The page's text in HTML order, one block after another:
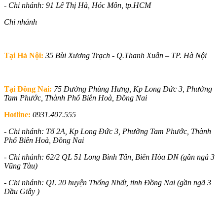
- Chi nhánh: 91 Lê Thị Hà, Hóc Môn, tp.HCM
Chi nhánh
Tại Hà Nội: 35 Bùi Xương Trạch - Q.Thanh Xuân – TP. Hà Nội
Tại Đồng Nai: 75 Đường Phùng Hưng, Kp Long Đức 3, Phường
Tam Phước, Thành Phố Biên Hoà, Đồng Nai
Hotline: 0931.407.555
- Chi nhánh: Tổ 2A, Kp Long Đức 3, Phường Tam Phước, Thành
Phố Biên Hoà, Đồng Nai
- Chi nhánh: 62/2 QL 51 Long Bình Tân, Biên Hòa DN (gần ngả 3
Vũng Tàu)
- Chi nhánh: QL 20 huyện Thống Nhất, tỉnh Đồng Nai (gần ngã 3
Dầu Giây )